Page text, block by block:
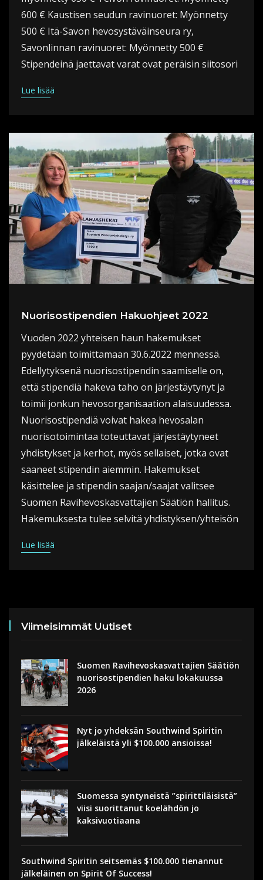
600 € Kaustisen seudun ravinuoret: Myönnetty
500 € Itä-Savon hevosystäväinseura ry,
Savonlinnan ravinuoret: Myönnetty 500 €
Stipendeinä jaettavat varat ovat peräisin siitosori
Lue lisää
Nuorisostipendien Hakuohjeet 2022
Vuoden 2022 yhteisen haun hakemukset
pyydetään toimittamaan 30.6.2022 mennessä.
Edellytyksenä nuorisostipendin saamiselle on,
että stipendiä hakeva taho on järjestäytynyt ja
toimii jonkun hevosorganisaation alaisuudessa.
Nuorisostipendiä voivat hakea hevosalan
nuorisotoimintaa toteuttavat järjestäytyneet
yhdistykset ja kerhot, myös sellaiset, jotka ovat
saaneet stipendin aiemmin. Hakemukset
käsittelee ja stipendin saajan/saajat valitsee
Suomen Ravihevoskasvattajien Säätiön hallitus.
Hakemuksesta tulee selvitä yhdistyksen/yhteisön
Lue lisää
Viimeisimmät Uutiset
Suomen Ravihevoskasvattajien Säätiön
nuorisostipendien haku lokakuussa
2026
Nyt jo yhdeksän Southwind Spiritin
jälkeläistä yli $100.000 ansioissa!
Suomessa syntyneistä ”spirittiläisistä”
viisi suorittanut koelähdön jo
kaksivuotiaana
Southwind Spiritin seitsemäs $100.000 tienannut
jälkeläinen on Spirit Of Success!